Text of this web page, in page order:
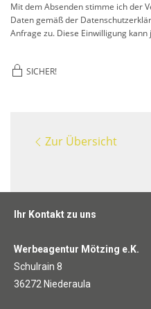
Mit dem Absenden stimme ich der
Daten gemäß der
Anfrage zu. Diese Einwilligung
SICHER!
Zur Übersicht
Ihr Kontakt zu uns
Werbeagentur Mötzing e.K.
Schulrain 8
36272 Niederaula